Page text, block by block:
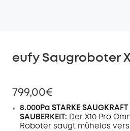
eufy Saugroboter
799,00€
8.000Pa STARKE SAUGKRAFT
SAUBERKEIT: Der X10 Pro
Roboter saugt mühelos